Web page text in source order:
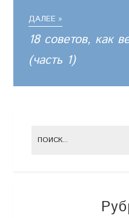
ДАЛЕЕ »
18 советов, как
(часть 1)